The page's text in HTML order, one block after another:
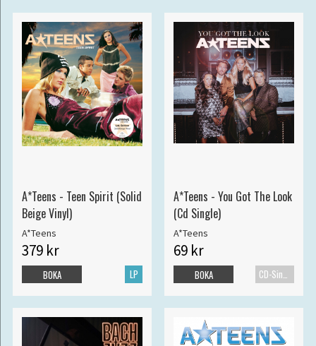
A*Teens - Teen Spirit (Solid
Beige Vinyl)
A*Teens
379 kr
LP
BOKA
A*Teens - You Got The Look
(Cd Single)
A*Teens
69 kr
BOKA